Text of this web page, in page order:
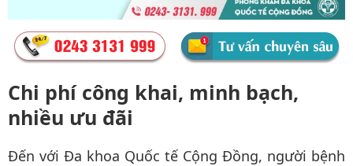
Chi phí công khai, minh bạch,
nhiều ưu đãi
Đến với Đa khoa Quốc tế Cộng Đồng, người bệnh